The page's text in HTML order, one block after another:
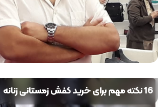
16 نکته مهم برای خرید کفش زمستانی زنانه